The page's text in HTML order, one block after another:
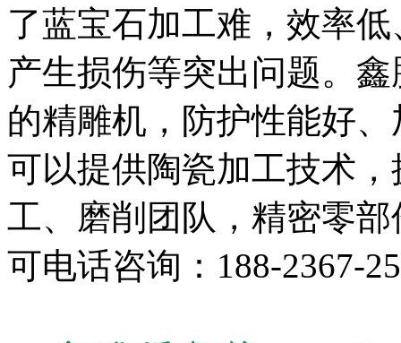
了蓝宝石加工难，效率
产生损伤等突出问题。
的精雕机，防护性能好
可以提供陶瓷加工技术
工、磨削团队，精密零
可电话咨询：188-2367-